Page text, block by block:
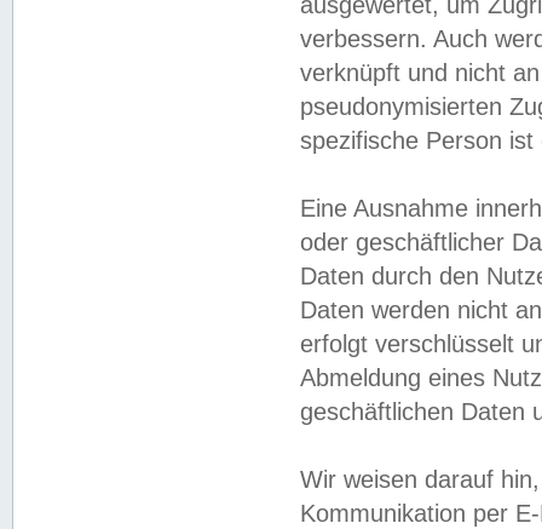
ausgewertet, um
verbessern. Auch
verknüpft und nicht
pseudonymisierten
spezifische Person
Eine Ausnahme
oder geschäftlicher
Daten durch den
Daten werden nicht
erfolgt verschlüsselt
Abmeldung eines
geschäftlichen Daten
Wir weisen darauf
Kommunikation per